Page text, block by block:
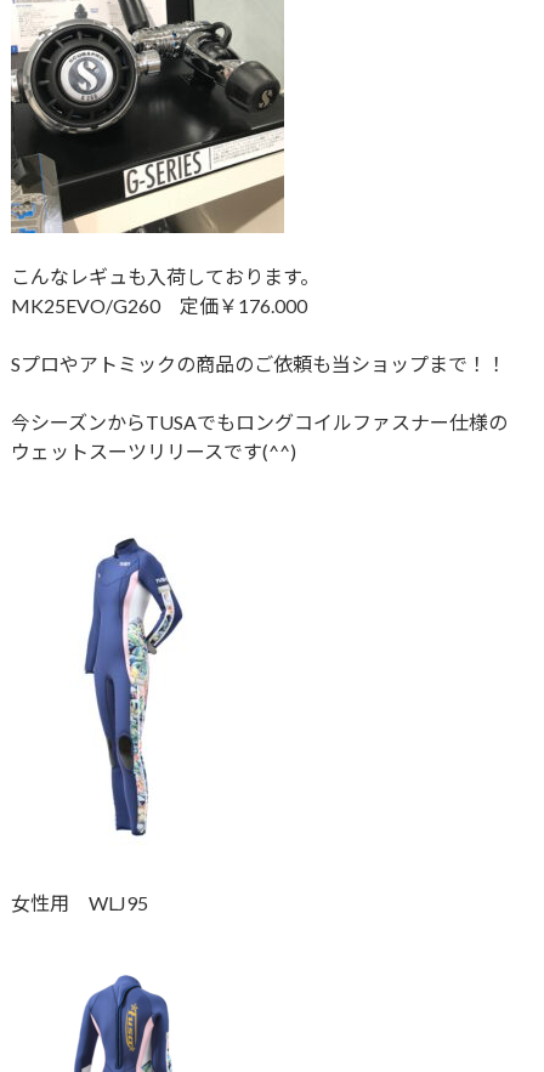
こんなレギュも入荷しております。
MK25EVO/G260 定価￥176.000
Sプロやアトミックの商品のご依頼も当ショップまで！！
今シーズンからTUSAでもロングコイルファスナー仕様の
ウェットスーツリリースです(^^)
女性用 WLJ95